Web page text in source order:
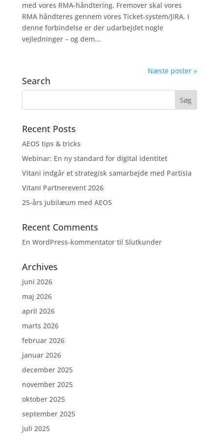
med vores RMA-håndtering. Fremover skal vores
RMA håndteres gennem vores Ticket-system/JIRA. I
denne forbindelse er der udarbejdet nogle
vejledninger – og dem...
Næste poster »
Search
Recent Posts
AEOS tips & tricks
Webinar: En ny standard for digital identitet
Vitani indgår et strategisk samarbejde med Partisia
Vitani Partnerevent 2026
25-års jubilæum med AEOS
Recent Comments
En WordPress-kommentatortil Slutkunder
Archives
juni 2026
maj 2026
april 2026
marts 2026
februar 2026
januar 2026
december 2025
november 2025
oktober 2025
september 2025
juli 2025